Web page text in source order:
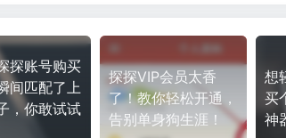
探账号购买
间匹配了上
，你敢试试
探探VIP会员太香
了！教你轻松开通，
告别单身狗生涯！
想
买
神